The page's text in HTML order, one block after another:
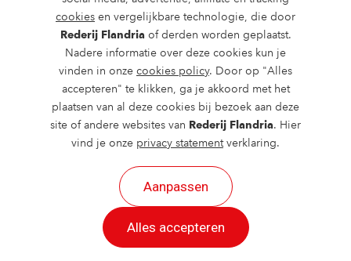
cookies en vergelijkbare technologie, die door
Rederij Flandria of derden worden geplaatst.
Nadere informatie over deze cookies kun je
vinden in onze cookies policy. Door op "Alles
accepteren" te klikken, ga je akkoord met het
plaatsen van al deze cookies bij bezoek aan deze
site of andere websites van Rederij Flandria. Hier
vind je onze privacy statementverklaring.
Aanpassen
Alles accepteren
Nieuws
Over ons
Route en bereikbaarheid
2026 ©
.
Alle rechten voorbehouden.
| Privacy | Cookies aanpassen